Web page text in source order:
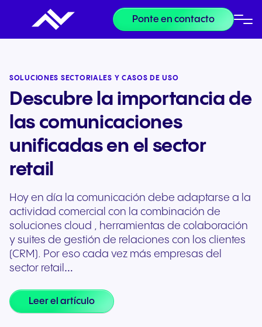
Ponte en contacto
SOLUCIONES SECTORIALES Y CASOS DE USO
Descubre la importancia de
las comunicaciones
unificadas en el sector
retail
Hoy en día la comunicación debe adaptarse a la
actividad comercial con la combinación de
soluciones cloud , herramientas de colaboración
y suites de gestión de relaciones con los clientes
(CRM). Por eso cada vez más empresas del
sector retail…
Leer el artículo